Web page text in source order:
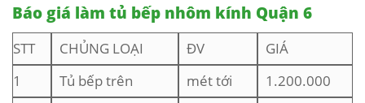
Báo giá làm tủ bếp nhôm kính Quận 6
STT CHỦNG LOẠI ĐV
GIÁ
1
Tủ bếp trên mét tới
1.200.000